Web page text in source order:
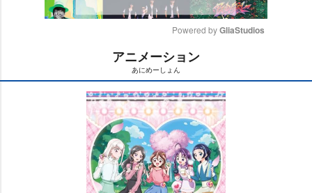
t
e
Powered by GliaStudios
アニメーション
あにめーしょん